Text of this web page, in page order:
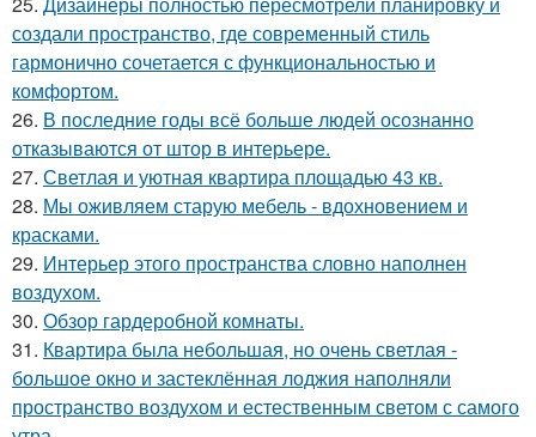
создали пространство, где современный стиль
гармонично сочетается с функциональностью и
комфортом.
26. В последние годы всё больше людей осознанно
отказываются от штор в интерьере.
27. Светлая и уютная квартира площадью 43 кв.
28. Мы оживляем старую мебель - вдохновением и
красками.
29. Интерьер этого пространства словно наполнен
воздухом.
30. Обзор гардеробной комнаты.
31. Квартира была небольшая, но очень светлая -
большое окно и застеклённая лоджия наполняли
пространство воздухом и естественным светом с самого